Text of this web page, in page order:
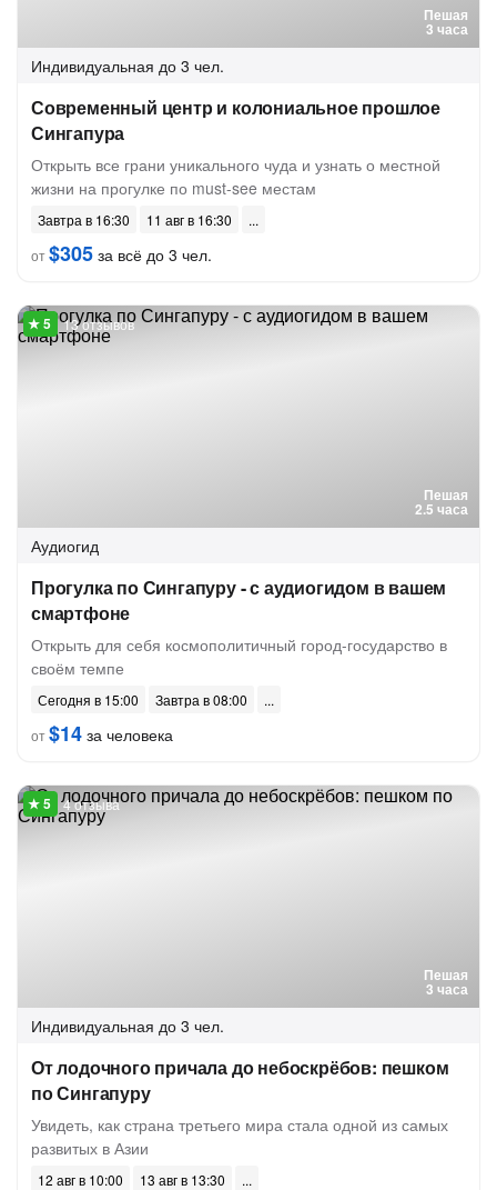
Пешая
3 часа
Индивидуальная до 3 чел.
Современный центр и колониальное прошлое
Сингапура
Открыть все грани уникального чуда и узнать о местной
жизни на прогулке по must-see местам
Завтра в 16:30
11 авг в 16:30
от$305 за всё до 3 чел.
Пешая
2.5 часа
13 отзывов
Аудиогид
Прогулка по Сингапуру - с аудиогидом в вашем
смартфоне
Открыть для себя космополитичный город-государство в
своём темпе
Сегодня в 15:00
Завтра в 08:00
от$14 за человека
Пешая
3 часа
4 отзыва
Индивидуальная до 3 чел.
От лодочного причала до небоскрёбов: пешком
по Сингапуру
Увидеть, как страна третьего мира стала одной из самых
развитых в Азии
12 авг в 10:00
13 авг в 13:30